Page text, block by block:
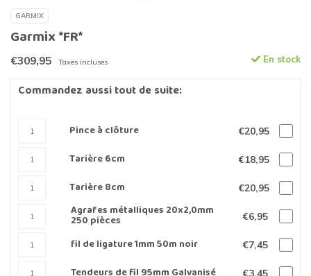
GARMIX
Garmix *FR*
€309,95 Taxes incluses En stock
Commandez aussi tout de suite:
Pince à clôture €20,95
Tarière 6cm €18,95
Tarière 8cm €20,95
Agrafes métalliques 20x2,0mm
250 pièces €6,95
fil de ligature 1mm 50m noir €7,45
€3,45